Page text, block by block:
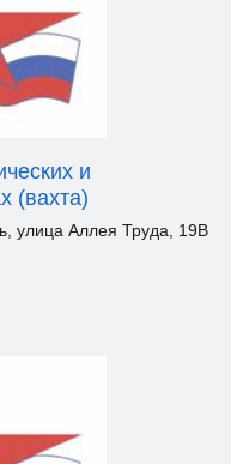
и
(вахта)
улица Аллея Труда, 19В